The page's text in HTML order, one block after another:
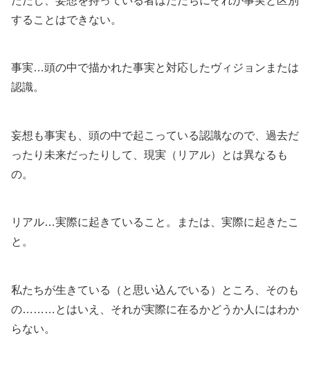
することはできない。
事実…頭の中で描かれた事実と対応したヴィジョンまたは
認識。
妄想も事実も、頭の中で起こっている認識なので、過去だ
ったり未来だったりして、現実（リアル）とは異なるも
の。
リアル…実際に起きていること。または、実際に起きたこ
と。
私たちが生きている（と思い込んでいる）ところ、そのも
の………とはいえ、それが実際に在るかどうか人にはわか
らない。